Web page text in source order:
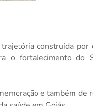
construída por
o fortalecimento do
e também de